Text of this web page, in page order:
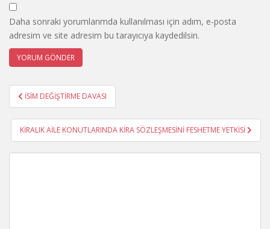
Daha sonraki yorumlarımda kullanılması için adım, e-posta
adresim ve site adresim bu tarayıcıya kaydedilsin.
Yazı
gezinmesi
İSİM DEĞİŞTİRME DAVASI
KİRALIK AİLE KONUTLARINDA KİRA SÖZLEŞMESİNİ FESHETME YETKİSİ